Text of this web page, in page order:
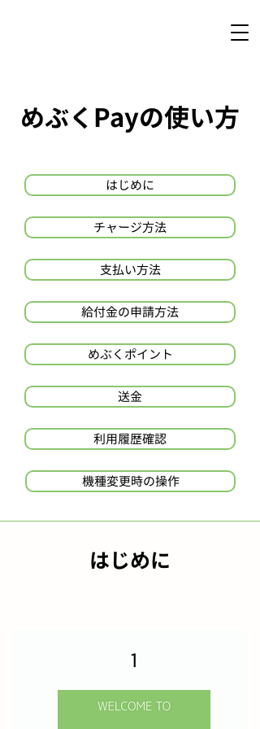
めぶく ​Payの使い方
はじめに
チャージ方法
支払い方法
給付金の申請方法
めぶくポイント
送金
利用履歴確認
機種変更時の操作
はじめに
1